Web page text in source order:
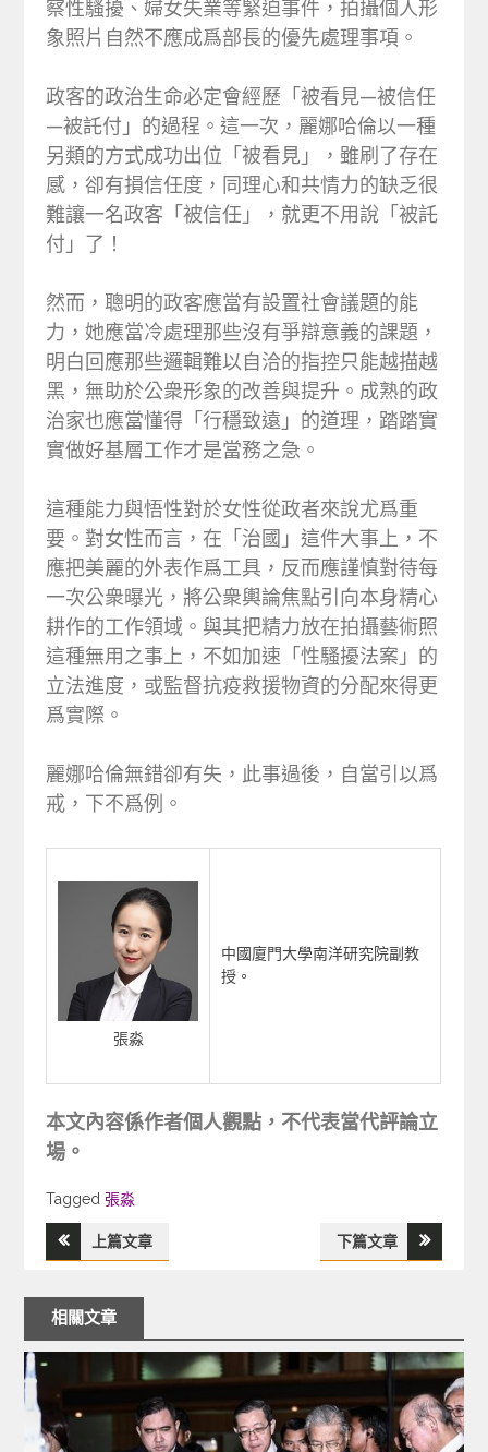
察性騷擾、婦女失業等緊迫事件，拍攝個人形
象照片自然不應成爲部長的優先處理事項。
政客的政治生命必定會經歷「被看見—被信任
—被託付」的過程。這一次，麗娜哈倫以一種
另類的方式成功出位「被看見」，雖刷了存在
感，卻有損信任度，同理心和共情力的缺乏很
難讓一名政客「被信任」，就更不用說「被託
付」了！
然而，聰明的政客應當有設置社會議題的能
力，她應當冷處理那些沒有爭辯意義的課題，
明白回應那些邏輯難以自洽的指控只能越描越
黑，無助於公衆形象的改善與提升。成熟的政
治家也應當懂得「行穩致遠」的道理，踏踏實
實做好基層工作才是當務之急。
這種能力與悟性對於女性從政者來說尤爲重
要。對女性而言，在「治國」這件大事上，不
應把美麗的外表作爲工具，反而應謹慎對待每
一次公衆曝光，將公衆輿論焦點引向本身精心
耕作的工作領域。與其把精力放在拍攝藝術照
這種無用之事上，不如加速「性騷擾法案」的
立法進度，或監督抗疫救援物資的分配來得更
爲實際。
麗娜哈倫無錯卻有失，此事過後，自當引以爲
戒，下不爲例。
張淼
中國廈門大學南洋研究院副教
授。
本文內容係作者個人觀點，不代表當代評論立
場。
Tagged
Tagged張淼
文
章
導
覽
上篇文章 下篇文章
相關文章